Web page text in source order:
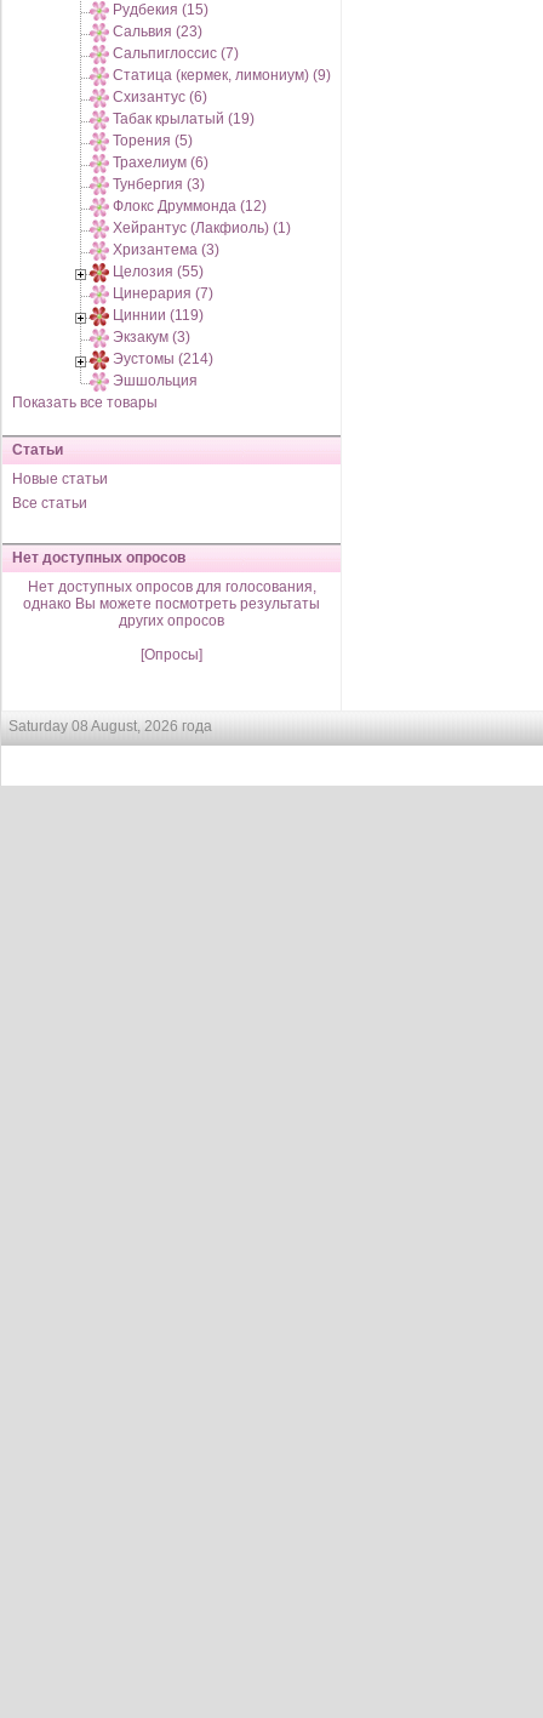
Рудбекия (15)
Сальвия (23)
Сальпиглоссис (7)
Статица (кермек, лимониум) (9)
Схизантус (6)
Табак крылатый (19)
Торения (5)
Трахелиум (6)
Тунбергия (3)
Флокс Друммонда (12)
Хейрантус (Лакфиоль) (1)
Хризантема (3)
Целозия (55)
Цинерария (7)
Циннии (119)
Экзакум (3)
Эустомы (214)
Эшшольция
Показать все товары
Статьи
Новые статьи
Все статьи
Нет доступных опросов
Нет доступных опросов для голосования,
однако Вы можете посмотреть результаты
других опросов
[Опросы]
Saturday 08 August, 2026 года